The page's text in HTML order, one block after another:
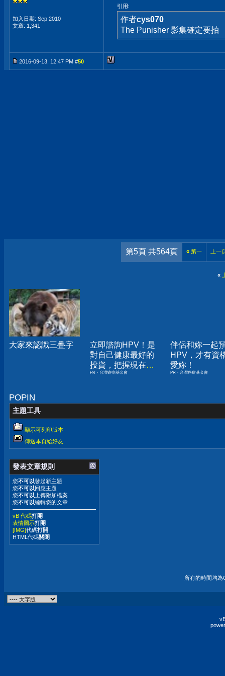
加入日期: Sep 2010
文章: 1,341
引用:
作者cys070
The Punisher 影集確定要拍
2016-09-13, 12:47 PM #50
第5頁 共564頁 «第一 上一
«
大家來認識三疊字
立即諮詢HPV！是
對自己健康最好的
投資，把握現在不
嫌晚！
PR・台灣癌症基金會
伴侶和妳一起
HPV，才有資
愛妳！
PR・台灣癌症基金會
POPIN
主題工具
顯示可列印版本
傳送本頁給好友
發表文章規則
您不可以發起新主題
您不可以回應主題
您不可以 上傳附加檔案
您不可以編輯您的文章
vB 代碼打開
表情圖示打開
[IMG]代碼打開
HTML代碼關閉
所有的時間均為